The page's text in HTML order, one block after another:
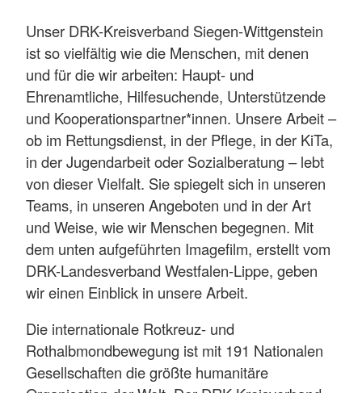
Unser DRK-Kreisverband Siegen-Wittgenstein
ist so vielfältig wie die Menschen, mit denen
und für die wir arbeiten: Haupt- und
Ehrenamtliche, Hilfesuchende, Unterstützende
und Kooperationspartner*innen. Unsere Arbeit –
ob im Rettungsdienst, in der Pflege, in der KiTa,
in der Jugendarbeit oder Sozialberatung – lebt
von dieser Vielfalt. Sie spiegelt sich in unseren
Teams, in unseren Angeboten und in der Art
und Weise, wie wir Menschen begegnen. Mit
dem unten aufgeführten Imagefilm, erstellt vom
DRK-Landesverband Westfalen-Lippe, geben
wir einen Einblick in unsere Arbeit.
Die internationale Rotkreuz- und
Rothalbmondbewegung ist mit 191 Nationalen
Gesellschaften die größte humanitäre